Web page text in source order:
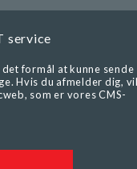
service
formål at kunne sende
Hvis du afmelder dig,
som er vores CMS-